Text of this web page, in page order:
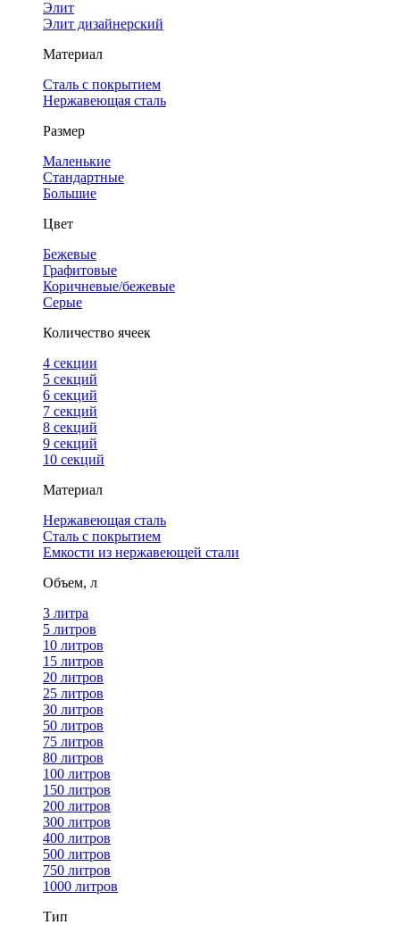
Элит
Элит дизайнерский
Материал
Сталь с покрытием
Нержавеющая сталь
Размер
Маленькие
Стандартные
Большие
Цвет
Бежевые
Графитовые
Коричневые/бежевые
Серые
Количество ячеек
4 cекции
5 секций
6 секций
7 секций
8 секций
9 секций
10 секций
Материал
Нержавеющая сталь
Сталь с покрытием
Емкости из нержавеющей стали
Объем, л
3 литра
5 литров
10 литров
15 литров
20 литров
25 литров
30 литров
50 литров
75 литров
80 литров
100 литров
150 литров
200 литров
300 литров
400 литров
500 литров
750 литров
1000 литров
Тип